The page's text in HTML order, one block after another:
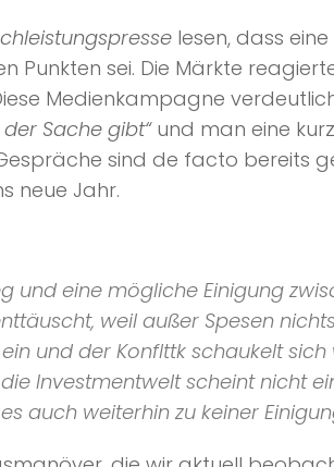
lesen, dass
Punkten sei. Die Märkte
Medienkampagne
Sache gibt“und man eine
sind de facto bereits
neue Jahr.
und eine mögliche Einigung
weil außer Spesen
und der Konflttk schaukelt
Investmentwelt scheint nicht
auch weiterhin zu keiner